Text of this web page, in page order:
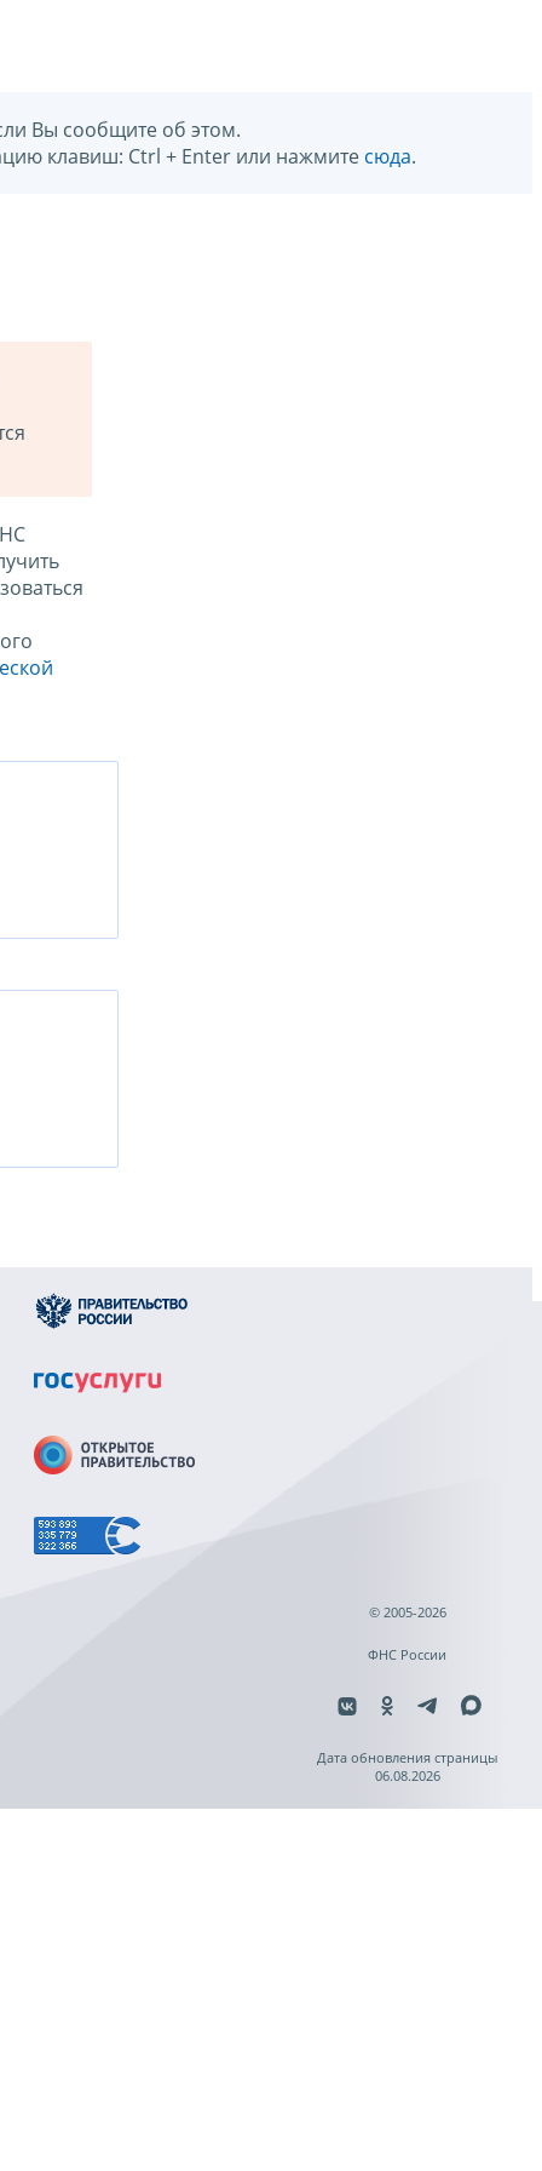
Вы сообщите об этом.
клавиш: Ctrl + Enter или нажмите сюда.
© 2005-2026
ФНС России
Дата обновления страницы
06.08.2026